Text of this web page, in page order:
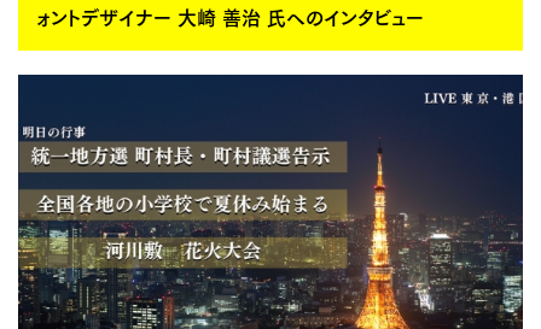
ォントデザイナー 大崎 善治 氏へのインタビュー